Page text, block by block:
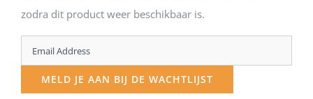
zodra dit product weer beschikbaar is.
Enter
your
email
MELD JE AAN BIJ DE WACHTLIJST